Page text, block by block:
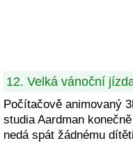
12. Velká vánoční
Počítačově animovaný
studia Aardman
nedá spát žádnému